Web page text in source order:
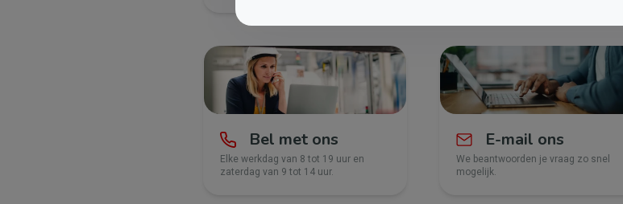
Bel met ons
Elke werkdag van 8 tot 19 uur en
zaterdag van 9 tot 14 uur.
E-mail ons
We beantwoorden je vraag zo snel
mogelijk.